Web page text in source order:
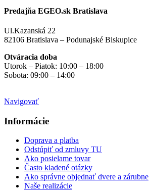
Predajňa EGEO.sk Bratislava
Ul.Kazanská 22
82106 Bratislava – Podunajské Biskupice
Otváracia doba
Utorok – Piatok: 10:00 – 18:00
Sobota: 09:00 – 14:00
Navigovať
Informácie
Doprava a platba
Odstúpiť od zmluvy TU
Ako posielame tovar
Často kladené otázky
Ako správne objednať dvere a zárubne
Naše realizácie